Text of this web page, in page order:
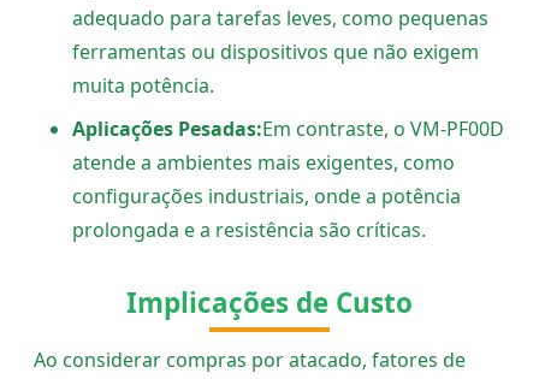
adequado para tarefas leves, como pequenas
ferramentas ou dispositivos que não exigem
muita potência.
Aplicações Pesadas:Em contraste, o VM-PF00D
atende a ambientes mais exigentes, como
configurações industriais, onde a potência
prolongada e a resistência são críticas.
Implicações de Custo
Ao considerar compras por atacado, fatores de